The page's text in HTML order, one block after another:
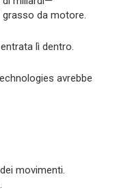
da motore.
lì dentro.
avrebbe
movimenti.